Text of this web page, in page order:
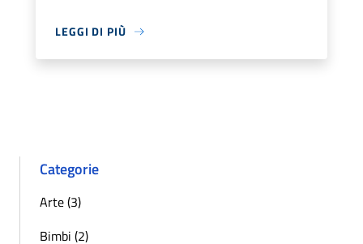
LEGGI DI PIÙ
Categorie
Arte (3)
Bimbi (2)